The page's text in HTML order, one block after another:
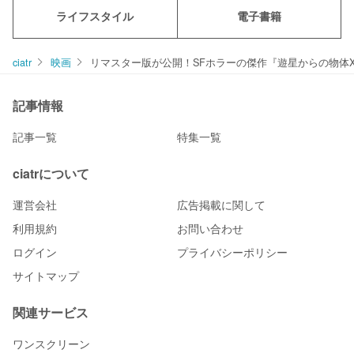
ライフスタイル 電子書籍
ciatr 映画 リマスター版が公開！SFホラーの傑作『遊星からの物体
記事情報
記事一覧 特集一覧
ciatrについて
運営会社
広告掲載に関して
利用規約
お問い合わせ
ログイン
プライバシーポリシー
サイトマップ
関連サービス
ワンスクリーン